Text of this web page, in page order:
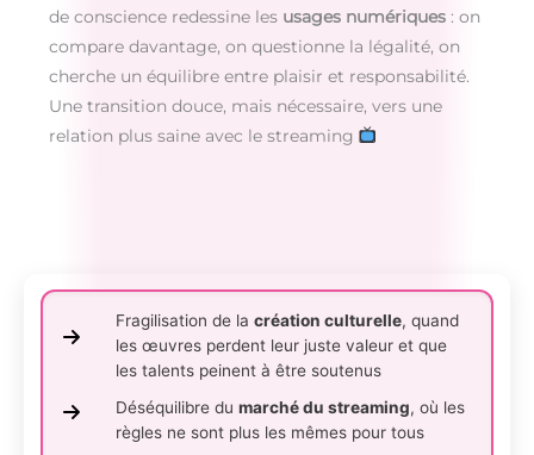
de conscience redessine les usages numériques: on
compare davantage, on questionne la légalité, on
cherche un équilibre entre plaisir et responsabilité.
Une transition douce, mais nécessaire, vers une
relation plus saine avec le streaming
Fragilisation de lacréation culturelle, quand
les œuvres perdent leur juste valeur et que
les talents peinent à être soutenus
Déséquilibre dumarché du streaming, où les
règles ne sont plus les mêmes pour tous